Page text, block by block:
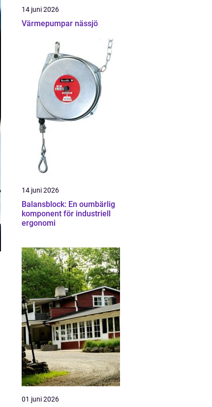
14 juni 2026
Värmepumpar nässjö
14 juni 2026
Balansblock: En oumbärlig
komponent för industriell
ergonomi
01 juni 2026